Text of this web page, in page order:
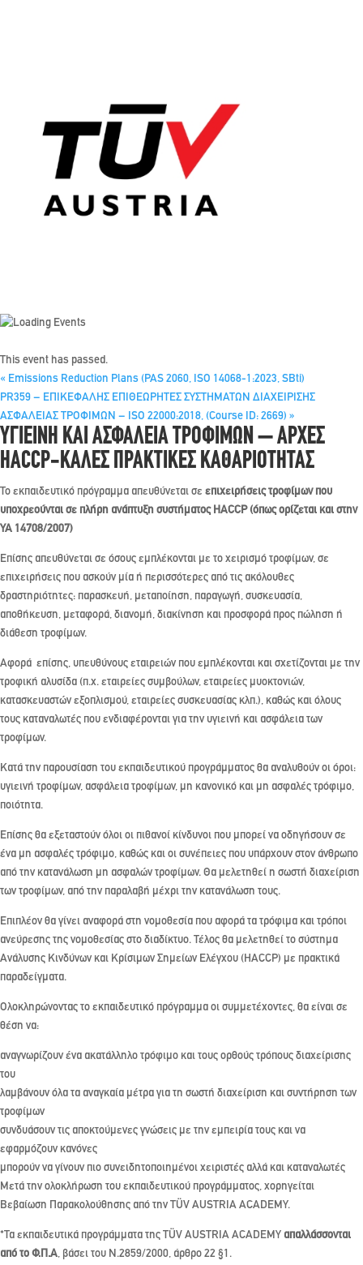
This event has passed.
« Emissions Reduction Ρlans (PAS 2060, ISO 14068-1:2023, SBti)
PR359 – ΕΠΙΚΕΦΑΛΗΣ ΕΠΙΘΕΩΡΗΤΕΣ ΣΥΣΤΗΜΑΤΩΝ ΔΙΑΧΕΙΡΙΣΗΣ
ΑΣΦΑΛΕΙΑΣ ΤΡΟΦΙΜΩΝ – ISO 22000:2018, (Course ID: 2669) »
ΥΓΙΕΙΝΗ ΚΑΙ ΑΣΦΑΛΕΙΑ ΤΡΟΦΙΜΩΝ – ΑΡΧΕΣ
HACCP-ΚΑΛΕΣ ΠΡΑΚΤΙΚΕΣ ΚΑΘΑΡΙΟΤΗΤΑΣ
Το εκπαιδευτικό πρόγραμμα απευθύνεται σε επιχειρήσεις τροφίμων που
υποχρεούνται σε πλήρη ανάπτυξη συστήματος HACCP (όπως ορίζεται και στην
ΥΑ 14708/2007)
Επίσης απευθύνεται σε όσους εμπλέκονται με το χειρισμό τροφίμων, σε
επιχειρήσεις που ασκούν μία ή περισσότερες από τις ακόλουθες
δραστηριότητες: παρασκευή, μεταποίηση, παραγωγή, συσκευασία,
αποθήκευση, μεταφορά, διανομή, διακίνηση και προσφορά προς πώληση ή
διάθεση τροφίμων.
Αφορά επίσης, υπευθύνους εταιρειών που εμπλέκονται και σχετίζονται με την
τροφική αλυσίδα (π.χ. εταιρείες συμβούλων, εταιρείες μυοκτονιών,
κατασκευαστών εξοπλισμού, εταιρείες συσκευασίας κλπ.), καθώς και όλους
τους καταναλωτές που ενδιαφέρονται για την υγιεινή και ασφάλεια των
τροφίμων.
Κατά την παρουσίαση του εκπαιδευτικού προγράμματος θα αναλυθούν οι όροι:
υγιεινή τροφίμων, ασφάλεια τροφίμων, μη κανονικό και μη ασφαλές τρόφιμο,
ποιότητα.
Επίσης θα εξεταστούν όλοι οι πιθανοί κίνδυνοι που μπορεί να οδηγήσουν σε
ένα μη ασφαλές τρόφιμο, καθώς και οι συνέπειες που υπάρχουν στον άνθρωπο
από την κατανάλωση μη ασφαλών τροφίμων. Θα μελετηθεί η σωστή διαχείριση
των τροφίμων, από την παραλαβή μέχρι την κατανάλωση τους.
Επιπλέον θα γίνει αναφορά στη νομοθεσία που αφορά τα τρόφιμα και τρόποι
ανεύρεσης της νομοθεσίας στο διαδίκτυο. Τέλος θα μελετηθεί το σύστημα
Ανάλυσης Κινδύνων και Κρίσιμων Σημείων Ελέγχου (HACCP) με πρακτικά
παραδείγματα.
Ολοκληρώνοντας το εκπαιδευτικό πρόγραμμα οι συμμετέχοντες, θα είναι σε
θέση να:
αναγνωρίζουν ένα ακατάλληλο τρόφιμο και τους ορθούς τρόπους διαχείρισης
του
λαμβάνουν όλα τα αναγκαία μέτρα για τη σωστή διαχείριση και συντήρηση των
τροφίμων
συνδυάσουν τις αποκτούμενες γνώσεις με την εμπειρία τους και να
εφαρμόζουν κανόνες
μπορούν να γίνουν πιο συνειδητοποιημένοι χειριστές αλλά και καταναλωτές
Μετά την ολοκλήρωση του εκπαιδευτικού προγράμματος, χορηγείται
Βεβαίωση Παρακολούθησης από την TÜV AUSTRIA ACADEMY.
*Τα εκπαιδευτικά προγράμματα της TÜV AUSTRIA ACADEMY απαλλάσσονται
από το Φ.Π.Α, βάσει του Ν.2859/2000, άρθρο 22 §1.